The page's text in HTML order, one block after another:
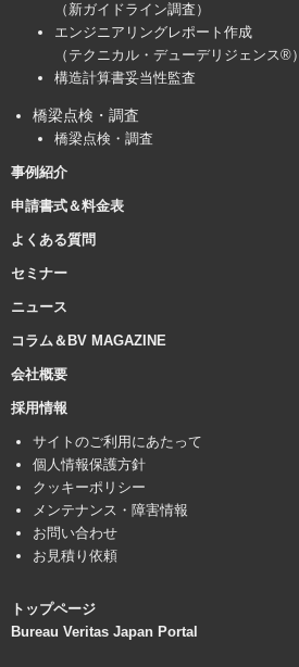
（新ガイドライン調査）
エンジニアリングレポート作成
（テクニカル・デューデリジェンス®）
構造計算書妥当性監査
橋梁点検・調査
橋梁点検・調査
事例紹介
申請書式＆料金表
よくある質問
セミナー
ニュース
コラム＆BV MAGAZINE
会社概要
採用情報
サイトのご利用にあたって
個人情報保護方針
クッキーポリシー
メンテナンス・障害情報
お問い合わせ
お見積り依頼
トップページ
Bureau Veritas Japan Portal